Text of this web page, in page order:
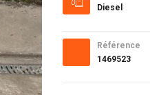
Diesel
Référence
1469523